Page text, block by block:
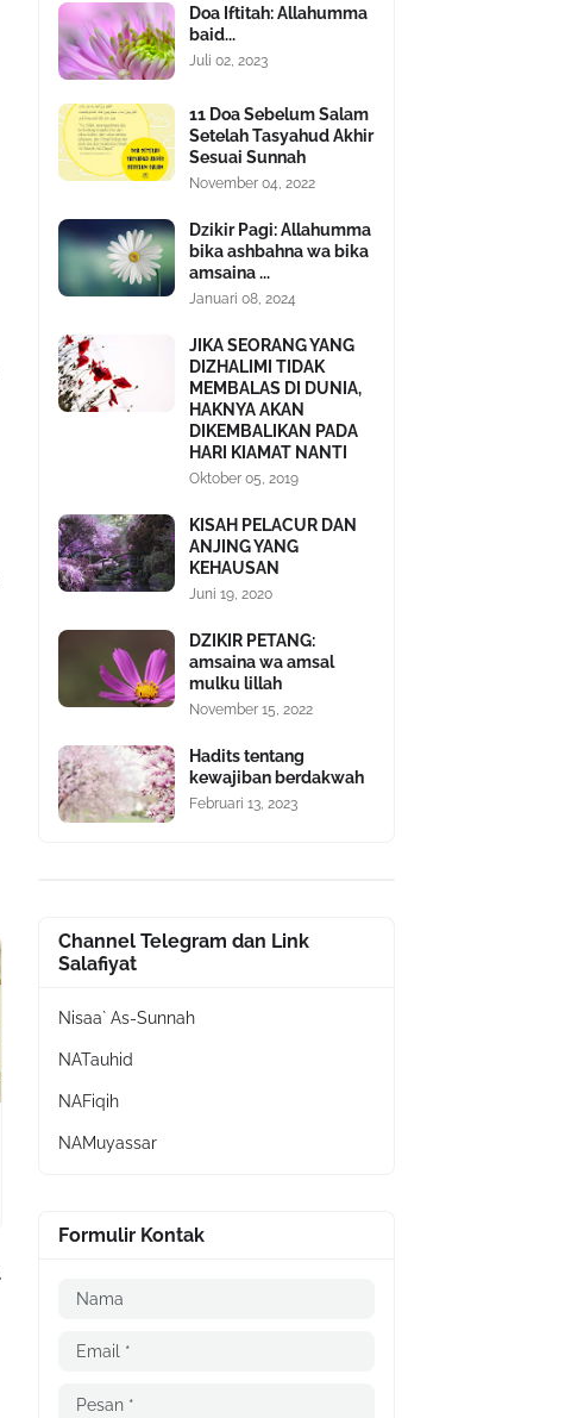
Doa Iftitah: Allahumma
baid...
Juli 02, 2023
11 Doa Sebelum Salam
Setelah Tasyahud Akhir
Sesuai Sunnah
November 04, 2022
Dzikir Pagi: Allahumma
bika ashbahna wa bika
amsaina ...
Januari 08, 2024
JIKA SEORANG YANG
DIZHALIMI TIDAK
MEMBALAS DI DUNIA,
HAKNYA AKAN
DIKEMBALIKAN PADA
HARI KIAMAT NANTI
Oktober 05, 2019
KISAH PELACUR DAN
ANJING YANG
KEHAUSAN
Juni 19, 2020
DZIKIR PETANG:
amsaina wa amsal
mulku lillah
November 15, 2022
Hadits tentang
kewajiban berdakwah
Februari 13, 2023
Channel Telegram dan Link
Salafiyat
Nisaa` As-Sunnah
NATauhid
NAFiqih
NAMuyassar
Formulir Kontak